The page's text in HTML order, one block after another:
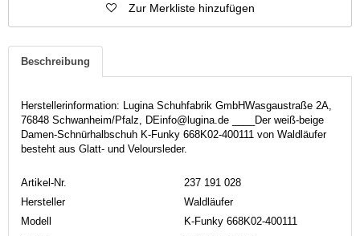
Zur Merkliste hinzufügen
Beschreibung
Herstellerinformation: Lugina Schuhfabrik GmbHWasgaustraße 2A,
76848 Schwanheim/Pfalz, DEinfo@lugina.de ____Der weiß-beige
Damen-Schnürhalbschuh K-Funky 668K02-400111 von Waldläufer
besteht aus Glatt- und Veloursleder.
Artikel-Nr.
237 191 028
Hersteller
Waldläufer
Modell
K-Funky 668K02-400111